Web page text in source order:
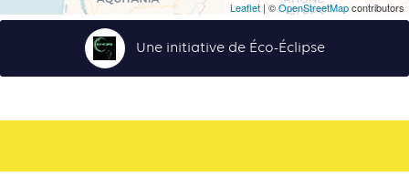
Leaflet | ©OpenStreetMapcontributors
Une initiative de Éco-Éclipse